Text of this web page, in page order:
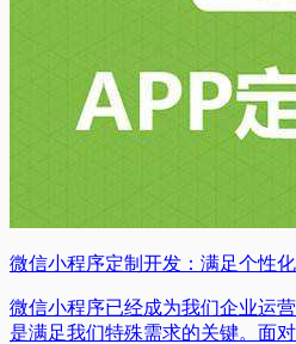
微信小程序定制开发：满足个性
微信小程序已经成为我们企业运
是满足我们特殊需求的关键。面